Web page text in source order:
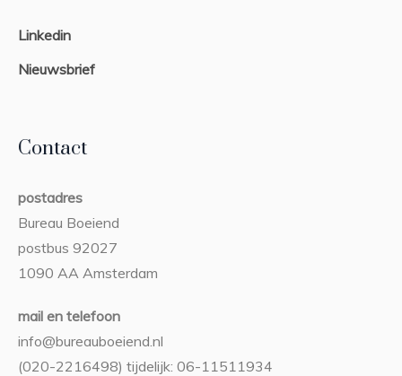
Linkedin
Nieuwsbrief
Contact
postadres
Bureau Boeiend
postbus 92027
1090 AA Amsterdam
mail en telefoon
info@bureauboeiend.nl
(020-2216498) tijdelijk: 06-11511934